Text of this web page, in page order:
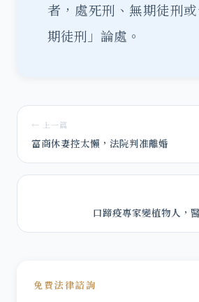
者，處死刑、無期徒刑
期徒刑」論處。
← 上一篇
富商休妻控太懶，法院判准離婚
口蹄疫專家變植物人，
免費法律諮詢